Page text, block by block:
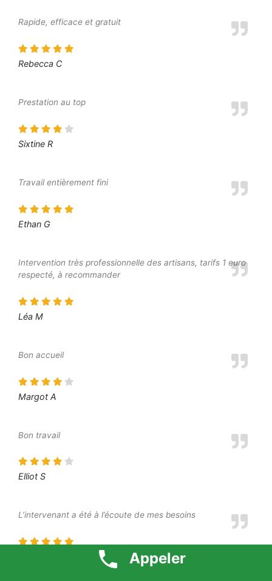
Rapide, efficace et gratuit
Rebecca C
Prestation au top
Sixtine R
Travail entièrement fini
Ethan G
Intervention très professionnelle des artisans, tarifs 1 euro
respecté, à recommander
Léa M
Bon accueil
Margot A
Bon travail
Elliot S
L’intervenant a été à l’écoute de mes besoins
Appeler